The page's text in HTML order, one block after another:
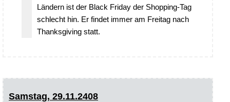
Ländern ist der Black Friday der Shopping-Tag
schlecht hin. Er findet immer am Freitag nach
Thanksgiving statt.
Samstag, 29.11.2408